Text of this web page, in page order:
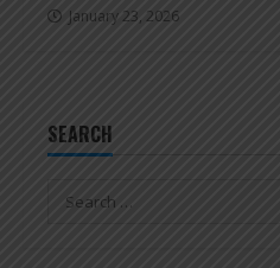
January 23, 2026
SEARCH
Search